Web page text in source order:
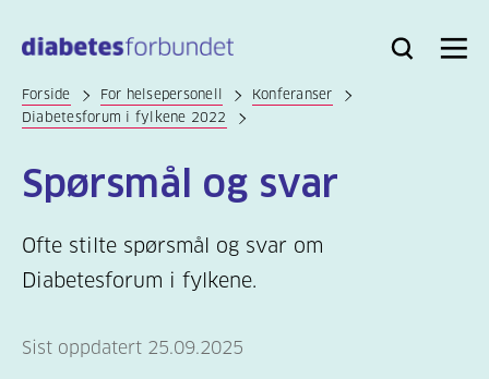
hovedinnhold
Bli
Logg
Søk Meny
Forside For helsepersonell
Konferanser
Diabetesforum i fylkene 2022
Spørsmål og svar
Ofte stilte spørsmål og svar om
Diabetesforum i fylkene.
Sist oppdatert 25.09.2025